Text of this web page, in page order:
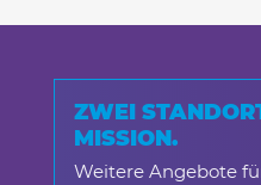
ZWEI
MISSION.
Weitere Angebote